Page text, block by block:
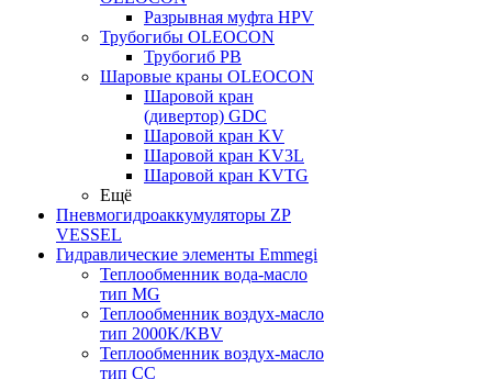
Разрывная муфта HPV
Трубогибы OLEOCON
Трубогиб PB
Шаровые краны OLEOCON
Шаровой кран
(дивертор) GDC
Шаровой кран KV
Шаровой кран KV3L
Шаровой кран KVTG
Ещё
Пневмогидроаккумуляторы ZP
VESSEL
Гидравлические элементы Emmegi
Теплообменник вода-масло
тип MG
Теплообменник воздух-масло
тип 2000K/KBV
Теплообменник воздух-масло
тип CC